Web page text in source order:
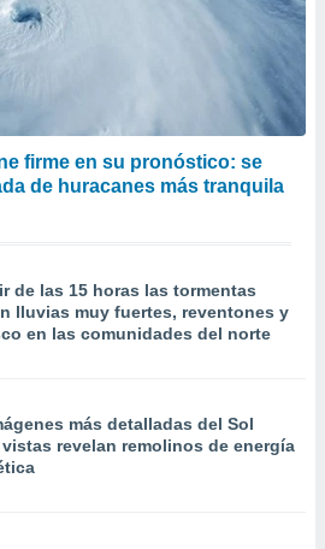
firme en su pronóstico: se
de huracanes más tranquila
de las 15 horas las tormentas
lluvias muy fuertes, reventones y
en las comunidades del norte
más detalladas del Sol
vistas revelan remolinos de energía